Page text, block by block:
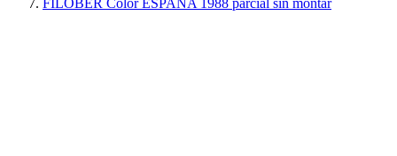
FILOBER Color ESPAÑA 1988 parcial sin montar